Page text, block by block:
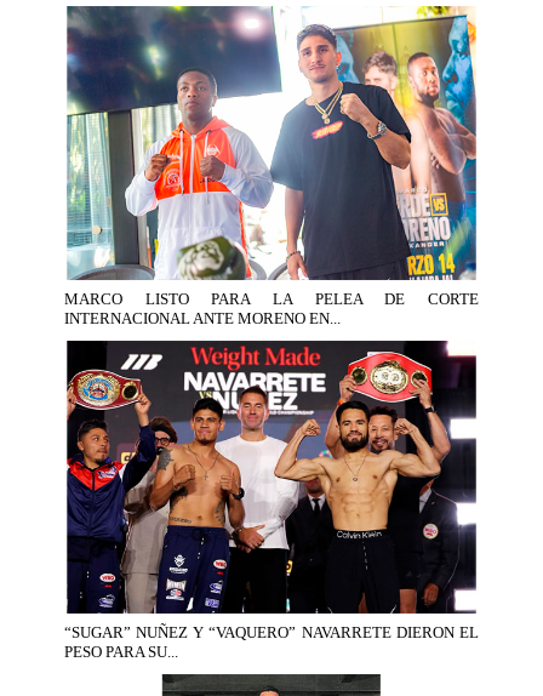
MARCO LISTO PARA LA PELEA DE CORTE
INTERNACIONAL ANTE MORENO EN...
“SUGAR” NUÑEZ Y “VAQUERO” NAVARRETE DIERON EL
PESO PARA SU...